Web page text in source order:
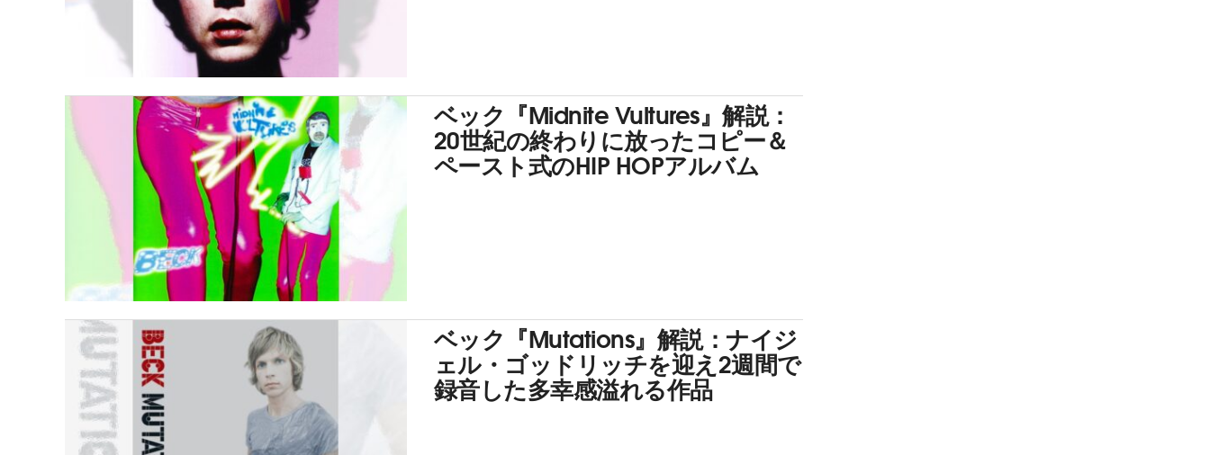
ベック『Midnite Vultures』解説：
20世紀の終わりに放ったコピー＆
ペースト式のHIP HOPアルバム
ベック『Mutations』解説：ナイジ
ェル・ゴッドリッチを迎え2週間で
録音した多幸感溢れる作品